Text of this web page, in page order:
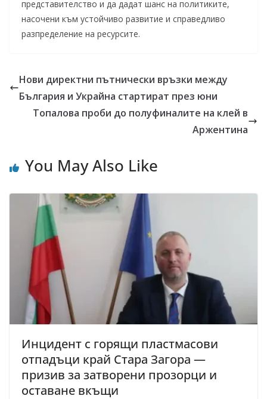
представителство и да дадат шанс на политиките,
насочени към устойчиво развитие и справедливо
разпределение на ресурсите.
Нови директни пътнически връзки между
България и Украйна стартират през юни
Топалова проби до полуфиналите на клей в
Аржентина
You May Also Like
Инцидент с горящи пластмасови
отпадъци край Стара Загора —
призив за затворени прозорци и
оставане вкъщи